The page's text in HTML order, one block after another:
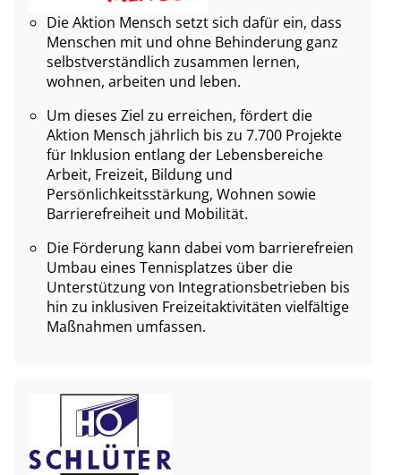
Die Aktion Mensch setzt sich dafür ein, dass
Menschen mit und ohne Behinderung ganz
selbstverständlich zusammen lernen,
wohnen, arbeiten und leben.
Um dieses Ziel zu erreichen, fördert die
Aktion Mensch jährlich bis zu 7.700 Projekte
für Inklusion entlang der Lebensbereiche
Arbeit, Freizeit, Bildung und
Persönlichkeitsstärkung, Wohnen sowie
Barrierefreiheit und Mobilität.
Die Förderung kann dabei vom barrierefreien
Umbau eines Tennisplatzes über die
Unterstützung von Integrationsbetrieben bis
hin zu inklusiven Freizeitaktivitäten vielfältige
Maßnahmen umfassen.